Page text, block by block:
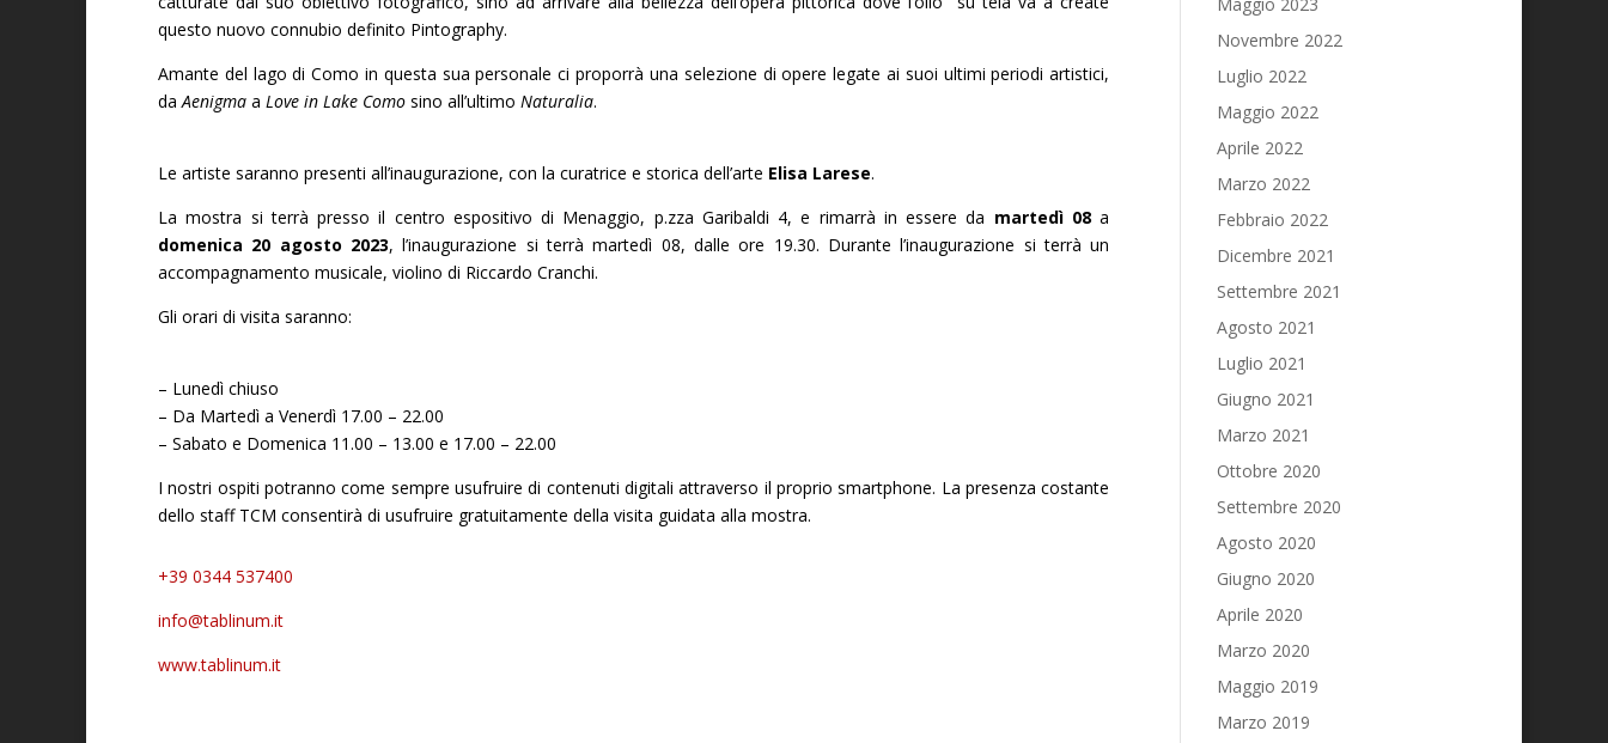
questo nuovo connubio definito Pintography.
Amante del lago di Como in questa sua personale ci proporrà una selezione di opere legate ai suoi ultimi periodi artistici,
daAenigma a Love in Lake Como sino all’ultimo Naturalia.
Le artiste saranno presenti all’inaugurazione, con la curatrice e storica dell’arte Elisa Larese.
La mostra si terrà presso il centro espositivo di Menaggio, p.zza Garibaldi 4, e rimarrà in essere da martedì 08a
domenica 20 agosto 2023, l’inaugurazione si terrà martedì 08, dalle ore 19.30. Durante l’inaugurazione si terrà un
accompagnamento musicale, violino di Riccardo Cranchi.
Gli orari di visita saranno:
– Lunedì chiuso
– Da Martedì a Venerdì 17.00 – 22.00
– Sabato e Domenica 11.00 – 13.00 e 17.00 – 22.00
I nostri ospiti potranno come sempre usufruire di contenuti digitali attraverso il proprio smartphone. La presenza costante
dello staff TCM consentirà di usufruire gratuitamente della visita guidata alla mostra.
+39 0344 537400
info@tablinum.it
www.tablinum.it
Novembre 2022
Luglio 2022
Maggio 2022
Aprile 2022
Marzo 2022
Febbraio 2022
Dicembre 2021
Settembre 2021
Agosto 2021
Luglio 2021
Giugno 2021
Marzo 2021
Ottobre 2020
Settembre 2020
Agosto 2020
Giugno 2020
Aprile 2020
Marzo 2020
Maggio 2019
Marzo 2019